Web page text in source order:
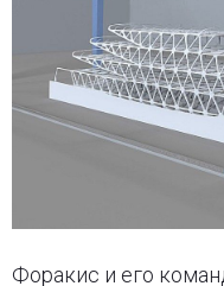
Форакис и его